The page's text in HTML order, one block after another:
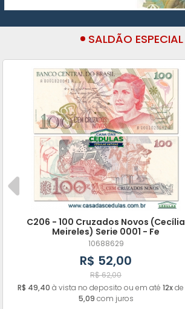
SALDÃO ESPECIAL
C206 - 100 Cruzados Novos (Cecília
Meireles) Serie 0001 - Fe
10688629
R$ 52,00
R$ 62,00
R$ 49,40 à vista no deposito ou em até 12xde
5,09 com juros